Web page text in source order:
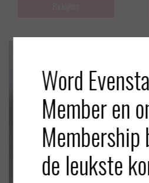
Word
Member en
de leukste